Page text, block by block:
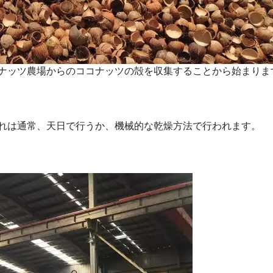
ツ農場からのココナッツの殻を収集することから始まり
通常、天日で行うか、機械的な乾燥方法で行われます。